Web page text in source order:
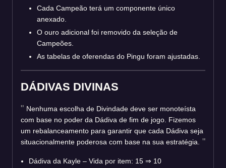
Cada Campeão terá um componente único
anexado.
O ouro adicional foi removido da seleção de
Campeões.
As tabelas de oferendas do Pingu foram ajustadas.
DÁDIVAS DIVINAS
Nenhuma escolha de Divindade deve ser monoteísta
com base no poder da Dádiva de fim de jogo. Fizemos
um rebalanceamento para garantir que cada Dádiva seja
situacionalmente poderosa com base na sua estratégia.
Dádiva da Kayle – Vida por item: 15 ⇒ 10